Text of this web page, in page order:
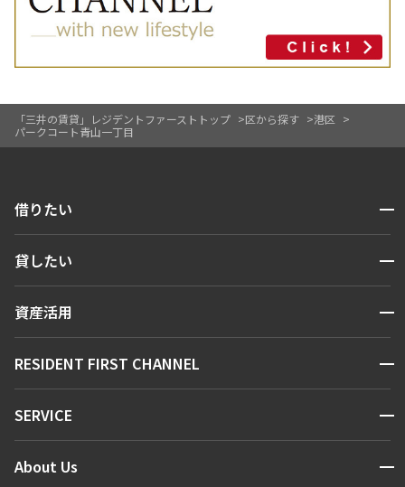
「三井の賃貸」レジデントファーストトップ 区から探す
港区
パークコート青山一丁目
借りたい 開閉
人気エリアから探す
新着情報から探す
新着募集情報
貸したい 開閉
お問い合わせ
資産活用 開閉
お問い合わせ
RESIDENT FIRST CHANNEL 開閉
マンションレポート
住まいのコラム
SERVICE 開閉
会員ページ
About Us 開閉